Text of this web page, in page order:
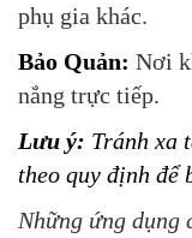
phụ gia khác.
Bảo Quản: Nơi
nắng trực tiếp.
Lưu ý: Tránh xa
theo quy định để
Những ứng dụng